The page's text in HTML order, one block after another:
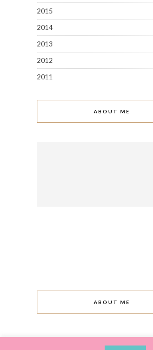
2015
2014
2013
2012
2011
ABOUT ME
ABOUT ME